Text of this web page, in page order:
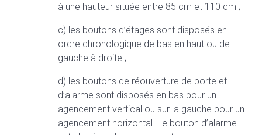
à une hauteur située entre 85 cm et 110 cm ;
c) les boutons d’étages sont disposés en
ordre chronologique de bas en haut ou de
gauche à droite ;
d) les boutons de réouverture de porte et
d’alarme sont disposés en bas pour un
agencement vertical ou sur la gauche pour un
agencement horizontal. Le bouton d’alarme